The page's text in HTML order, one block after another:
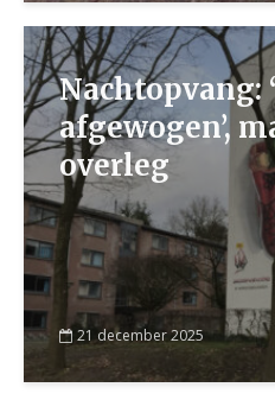
Nachtopvang:
afgewogen’,
overleg
21 december 2025